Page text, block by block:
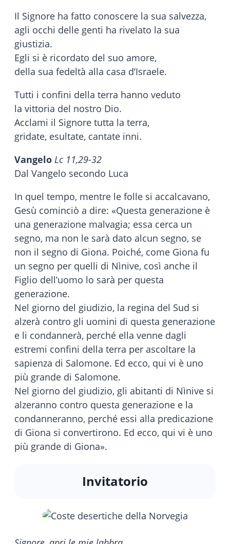
Il Signore ha fatto conoscere la sua salvezza,
agli occhi delle genti ha rivelato la sua
giustizia.
Egli si è ricordato del suo amore,
della sua fedeltà alla casa d’Israele.
Tutti i confini della terra hanno veduto
la vittoria del nostro Dio.
Acclami il Signore tutta la terra,
gridate, esultate, cantate inni.
Vangelo Lc 11,29-32
Dal Vangelo secondo Luca
In quel tempo, mentre le folle si accalcavano,
Gesù cominciò a dire: «Questa generazione è
una generazione malvagia; essa cerca un
segno, ma non le sarà dato alcun segno, se
non il segno di Giona. Poiché, come Giona fu
un segno per quelli di Nìnive, così anche il
Figlio dell’uomo lo sarà per questa
generazione.
Nel giorno del giudizio, la regina del Sud si
alzerà contro gli uomini di questa generazione
e li condannerà, perché ella venne dagli
estremi confini della terra per ascoltare la
sapienza di Salomone. Ed ecco, qui vi è uno
più grande di Salomone.
Nel giorno del giudizio, gli abitanti di Nìnive si
alzeranno contro questa generazione e la
condanneranno, perché essi alla predicazione
di Giona si convertirono. Ed ecco, qui vi è uno
più grande di Giona».
Invitatorio